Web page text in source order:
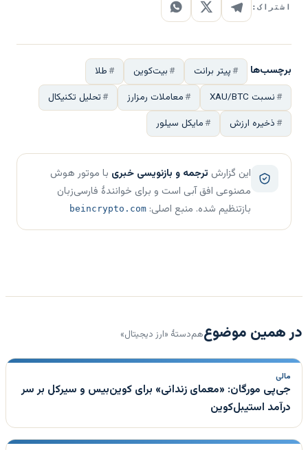
اشتراک:
برچسب‌ها پیتر برانت بیت‌کوین
طلا
نسبت XAU/BTC
معاملات رمزارز
تحلیل تکنیکال
ذخیره ارزش
مایکل سیلور
این گزارش ترجمه و بازنویسی خبری با موتور هوش
مصنوعی افق آبی است و برای خوانندهٔ فارسی‌زبان
بازتنظیم شده. منبع اصلی: beincrypto.com
در همین موضوعهم‌دستهٔ «ارز دیجیتال»
مالی
جی‌پی مورگان: «معمای زندانی» برای کوین‌بیس و سیرکل بر سر
درآمد استیبل‌کوین